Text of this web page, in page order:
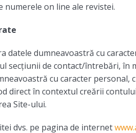
numerele on line ale revistei.
datele dumneavoastră cu
secțiunii de contact/întrebări, în
cu caracter
direct în contextul creării
Site-ului.
dvs. pe pagina de internet